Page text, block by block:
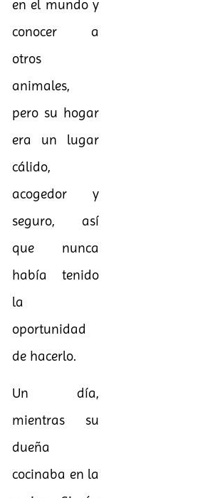
en el mundo y
conocer a
otros
animales,
pero su hogar
era un lugar
cálido,
acogedor y
seguro, así
que nunca
había tenido
la
oportunidad
de hacerlo.
Un día,
mientras su
dueña
cocinaba en la